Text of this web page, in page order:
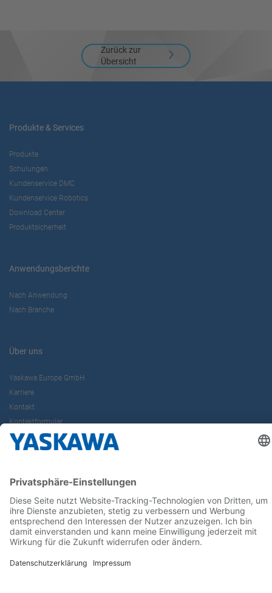
powered byUsercentrics Consent
Management Platform
Zurück zur
Übersicht
Produkte & Services
Produkte
Schulungen
Kundenservice DMC
Kundenservice Robotics
Download Center
Produktsicherheit
Anwendungsberichte
Nach Anwendung
Nach Branche
Über uns
Yaskawa Europe GmbH
Karriere
Kontakt
Kontaktformular
Newsletter
Follow us on...